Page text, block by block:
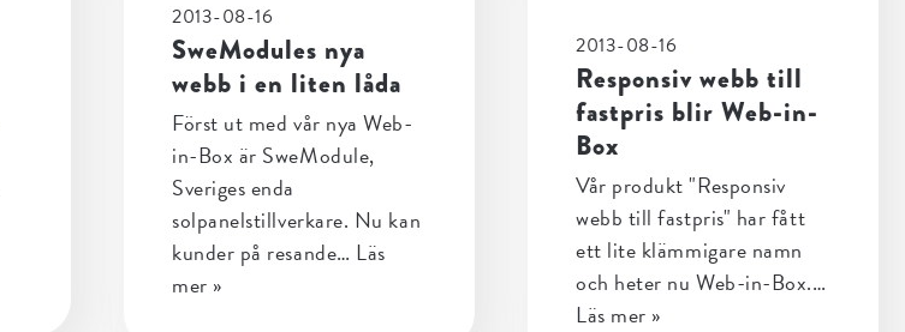
2013-08-16
SweModules nya
webb i en liten låda
Först ut med vår nya Web-
in-Box är SweModule,
Sveriges enda
solpanelstillverkare. Nu kan
kunder på resande… Läs
mer »
2013-08-16
Responsiv webb till
fastpris blir Web-in-
Box
Vår produkt "Responsiv
webb till fastpris" har fått
ett lite klämmigare namn
och heter nu Web-in-Box.…
Läs mer »